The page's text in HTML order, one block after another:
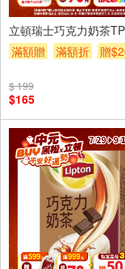
立頓瑞士巧克力奶茶
滿額贈
滿額折 贈
$ 199
$165